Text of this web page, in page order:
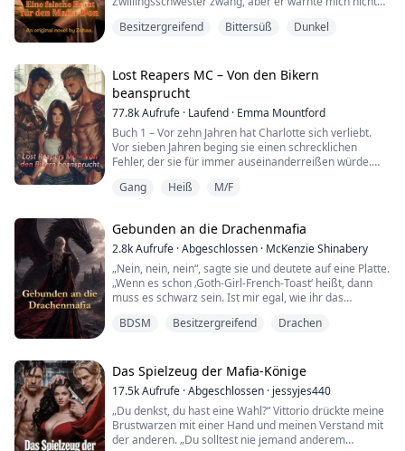
Don. Ich ging mit zitternden Knien den Gang entlang
und betete, dass er den Austausch nicht bemerken
würde. Do...
Besitzergreifend Bittersüß Dunkel
Lost Reapers MC – Von den Bikern
beansprucht
77.8kAufrufe · Laufend · Emma Mountford
Buch 1 – Vor zehn Jahren hat Charlotte sich verliebt.
Vor sieben Jahren beging sie einen schrecklichen
Fehler, der sie für immer auseinanderreißen würde.
aufzubauen.
bis zu dem Moment, als sie begriff, dass die The Lost
Reapers MC ihre Nachbarn v...
Gang Heiß M/F
Gebunden an die Drachenmafia
2.8kAufrufe ·Abgeschlossen · McKenzie Shinabery
„Nein, nein, nein“, sagte sie und deutete auf eine Platte.
„Wenn es schon ‚Goth-Girl-French-Toast‘ heißt, dann
muss es schwarz sein. Ist mir egal, wie ihr das
Dämonenblut. Was auch immer.“
Tod beten.
Ich schoss nach vorn. „Amara. Hör auf, diese armen
Leute zu traumatisieren.“
Sie wirbelte her...
BDSM Besitzergreifend Drachen
Das Spielzeug der Mafia-Könige
17.5kAufrufe ·Abgeschlossen · jessyjes440
„Du denkst, du hast eine Wahl?“ Vittorio drückte meine
Brustwarzen mit einer Hand und meinen Verstand mit
der anderen. „Du solltest nie jemand anderem